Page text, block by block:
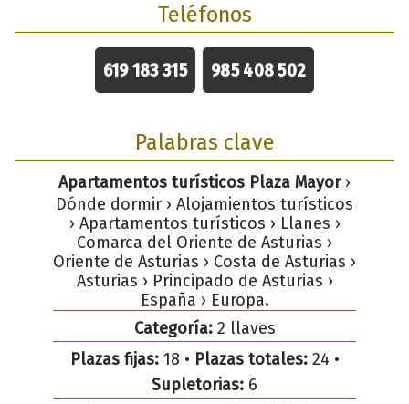
Teléfonos
619 183 315 985 408 502
Palabras clave
Apartamentos turísticos Plaza Mayor›
Dónde dormir › Alojamientos turísticos
› Apartamentos turísticos › Llanes ›
Comarca del Oriente de Asturias ›
Oriente de Asturias › Costa de Asturias ›
Asturias › Principado de Asturias ›
España › Europa.
Categoría:2 llaves
Plazas fijas:18 • Plazas totales:24 •
Supletorias: 6